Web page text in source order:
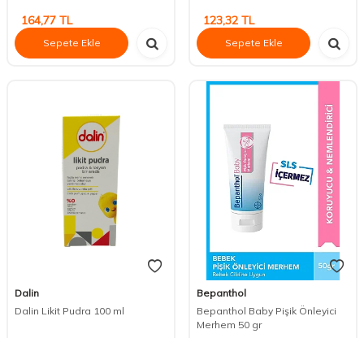
164,77 TL
Sepete Ekle
123,32 TL
Sepete Ekle
Dalin
Dalin Likit Pudra 100 ml
Bepanthol
Bepanthol Baby Pişik Önleyici
Merhem 50 gr